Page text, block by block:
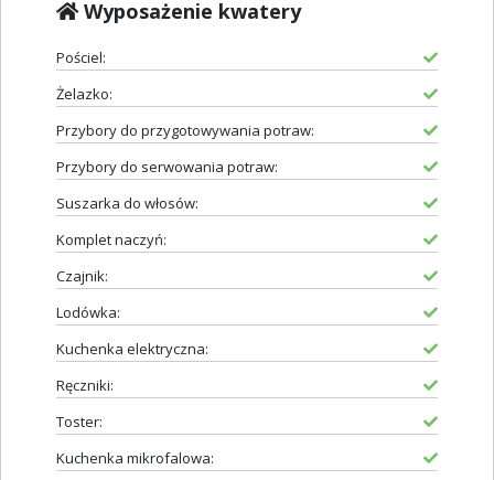
Wyposażenie kwatery
Pościel:
Żelazko:
Przybory do przygotowywania potraw:
Przybory do serwowania potraw:
Suszarka do włosów:
Komplet naczyń:
Czajnik:
Lodówka:
Kuchenka elektryczna:
Ręczniki:
Toster:
Kuchenka mikrofalowa: